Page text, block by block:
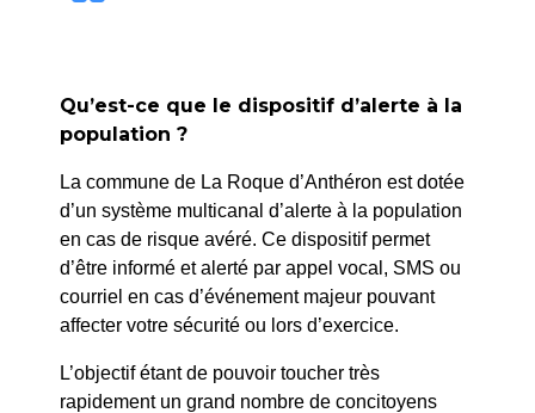
Qu’est-ce que le dispositif d’alerte à la
population ?
La commune de La Roque d’Anthéron est dotée
d’un système multicanal d’alerte à la population
en cas de risque avéré. Ce dispositif permet
d’être informé et alerté par appel vocal, SMS ou
courriel en cas d’événement majeur pouvant
affecter votre sécurité ou lors d’exercice.
L’objectif étant de pouvoir toucher très
rapidement un grand nombre de concitoyens